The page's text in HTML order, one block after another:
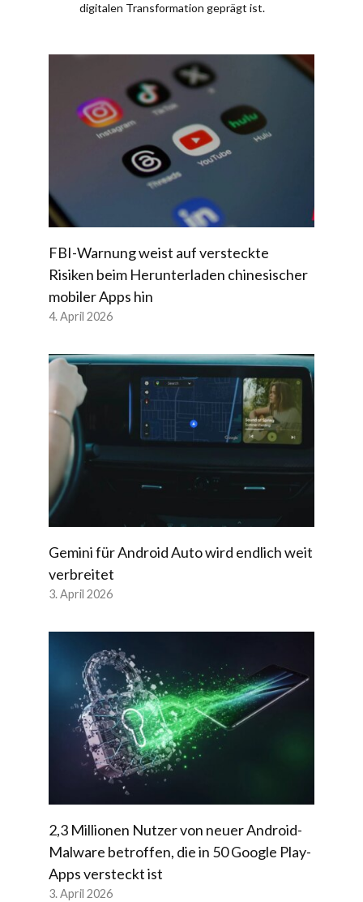
digitalen Transformation geprägt ist.
FBI-Warnung weist auf versteckte
Risiken beim Herunterladen chinesischer
mobiler Apps hin
4. April 2026
Gemini für Android Auto wird endlich weit
verbreitet
3. April 2026
2,3 Millionen Nutzer von neuer Android-
Malware betroffen, die in 50 Google Play-
Apps versteckt ist
3. April 2026